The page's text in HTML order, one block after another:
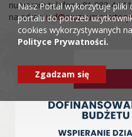
numerem telefonu 81 888 44
na adres:
Nasz Portal wykorzytuje
portalu do potrzeb
cookies wykorzystywanych
Polityce Prywatności.
Zgadzam się